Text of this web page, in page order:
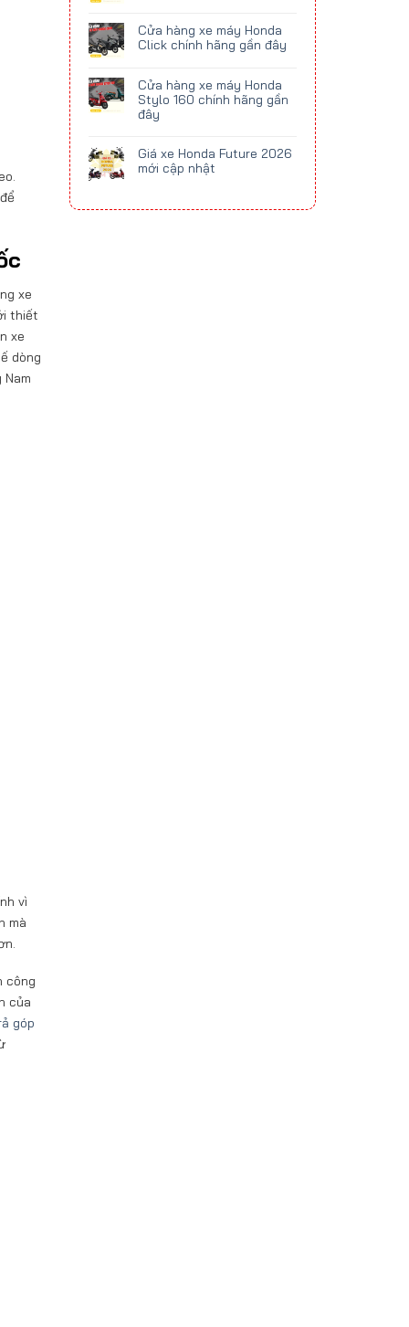
xe
thiết
xe
dòng
vì
mà
công
của
góp
Cửa hàng xe máy Honda
Click chính hãng gần đây
Cửa hàng xe máy Honda
Stylo 160 chính hãng gần
đây
Giá xe Honda Future 2026
mới cập nhật